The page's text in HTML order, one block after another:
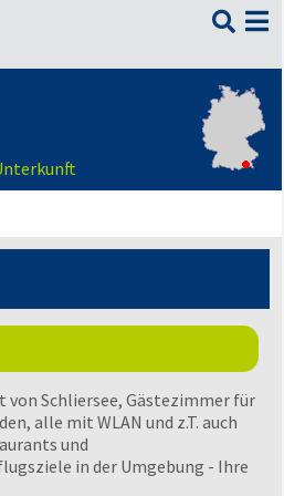

Schliersee, Gästezimmer für
alle mit WLAN und z.T. auch
und
in der Umgebung - Ihre